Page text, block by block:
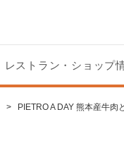
レストラン・ショップ
> PIETRO A DAY 熊本産牛